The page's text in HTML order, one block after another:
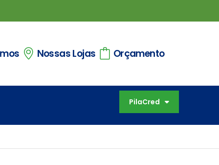
Nossas Lojas Orçamento
PilaCred